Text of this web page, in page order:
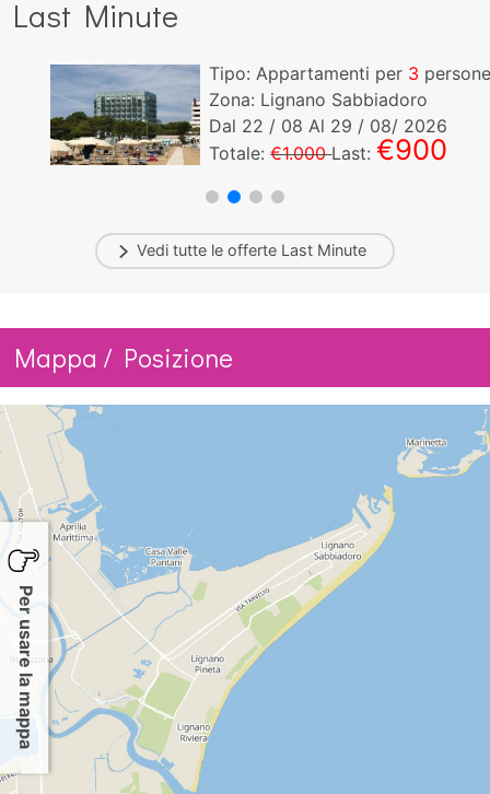
Last Minute
Tipo: Appartamenti per 3persone!
Zona: Lignano Sabbiadoro
Dal 22/ 08 Al29/ 08/ 2026
Totale:€1.000Last:€900
Vedi tutte le offerte Last Minute
Mappa / Posizione
Per usare la mappa